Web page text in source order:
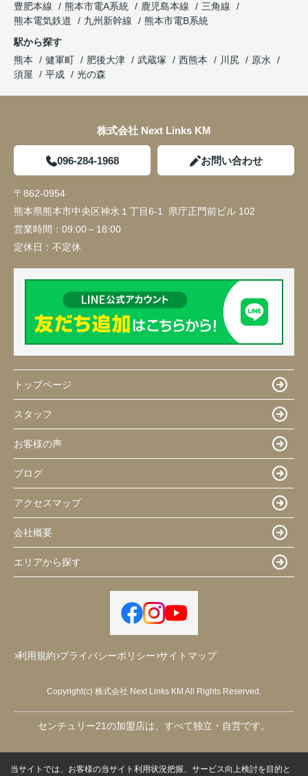
豊肥本線
熊本市電A系統 鹿児島本線
三角線
熊本電気鉄道
九州新幹線
熊本市電B系統
駅から探す
熊本
健軍町 肥後大津 武蔵塚 西熊本 川尻
原水
須屋
平成 光の森
株式会社 Next Links KM
096-284-1968 お問い合わせ
〒862-0954
熊本県熊本市中央区神水１丁目6-1 県庁正門前ビル 102
営業時間： 09:00～18:00
定休日： 不定休
トップページ
スタッフ
お客様の声
ブログ
アクセスマップ
会社概要
エリアから探す
利用規約 プライバシーポリシー サイトマップ
Copyright(c) 株式会社 Next Links KM All Rights Reserved.
センチュリー21の加盟店は、すべて独立・自営です。
当サイトでは、お客様の当サイト利用状況把握、サービス向上検討を目的と